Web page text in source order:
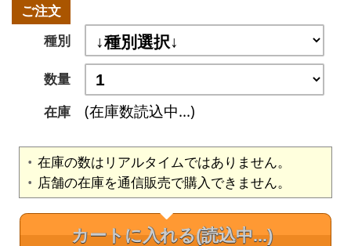
ご注文
種別
数量
在庫
(在庫数読込中...)
在庫の数はリアルタイムではありません。
店舗の在庫を通信販売で購入できません。
カートに入れる(読込中...)